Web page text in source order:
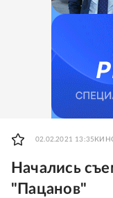
02.02.2021 13:35
Начались
"Пацанов"